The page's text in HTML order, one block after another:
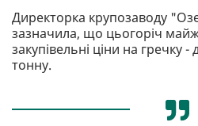
Директорка крупозаводу
зазначила, що цьогоріч
закупівельні ціни на гречку
тонну.